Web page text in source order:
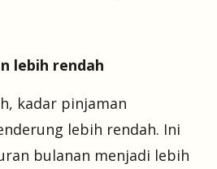
lebih rendah
kadar pinjaman
lebih rendah. Ini
bulanan menjadi lebih